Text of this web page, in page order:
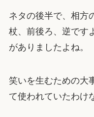
ネタの後半で、相方
杖、前後ろ、逆です
がありましたよね。
笑いを生むための大
て使われていたわけ